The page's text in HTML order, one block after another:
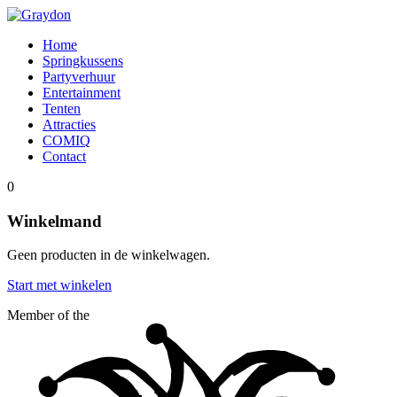
Home
Springkussens
Partyverhuur
Entertainment
Tenten
Attracties
COMIQ
Contact
0
Winkelmand
Geen producten in de winkelwagen.
Start met winkelen
Member of the